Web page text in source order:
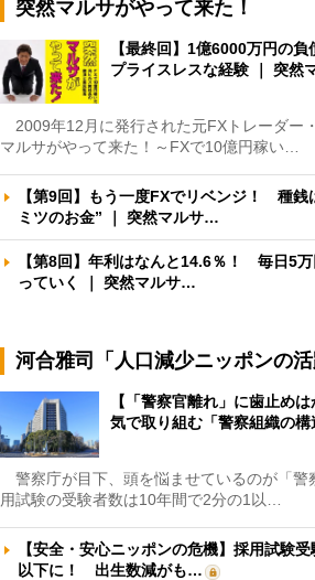
突然マルサがやって来た！
【最終回】1億6000万円の
プライスレスな経験 ｜ 突然
2009年12月に発行された元FXトレーダー
マルサがやって来た！～FXで10億円稼い…
【第9回】もう一度FXでリベンジ！ 種銭
ミツのお金” ｜ 突然マルサ…
【第8回】年利はなんと14.6％！ 毎日5
っていく ｜ 突然マルサ…
河合雅司「人口減少ニッポンの活
【「警察官離れ」に歯止め
気で取り組む「警察組織の
警察庁が目下、頭を悩ませているのが「警
用試験の受験者数は10年間で2分の1以…
【安全・安心ニッポンの危機】採用試験
以下に！ 出生数減がも…